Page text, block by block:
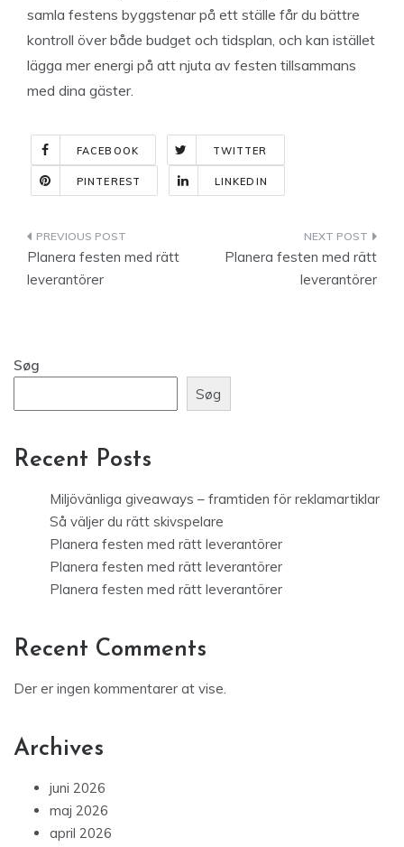
samla festens byggstenar på ett ställe får du bättre
kontroll över både budget och tidsplan, och kan istället
lägga mer energi på att njuta av festen tillsammans
med dina gäster.
FACEBOOK TWITTER
PINTEREST LINKEDIN
Indlægsnavigation
Planera festen med rätt
leverantörer
Planera festen med rätt
leverantörer
Søg
Søg
Recent Posts
Miljövänliga giveaways – framtiden för reklamartiklar
Så väljer du rätt skivspelare
Planera festen med rätt leverantörer
Planera festen med rätt leverantörer
Planera festen med rätt leverantörer
Recent Comments
Der er ingen kommentarer at vise.
Archives
juni 2026
maj 2026
april 2026